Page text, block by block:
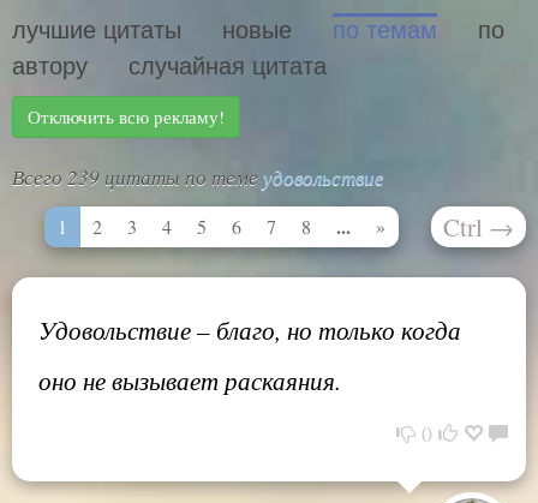
лучшие цитаты новые по темам
по
автору
случайная цитата
Отключить всю рекламу!
Всего 239 цитаты по теме удовольствие
1 2 3 4 5 6 7 8 ... » Ctrl →
Удовольствие – благо, но только когда
оно не вызывает раскаяния.
0